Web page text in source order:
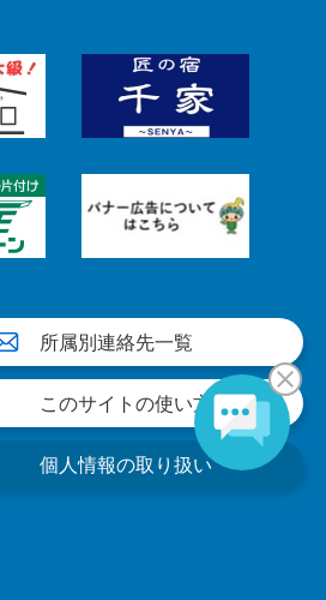
所属別連絡先一覧
このサイトの使い方
個人情報の取り扱い